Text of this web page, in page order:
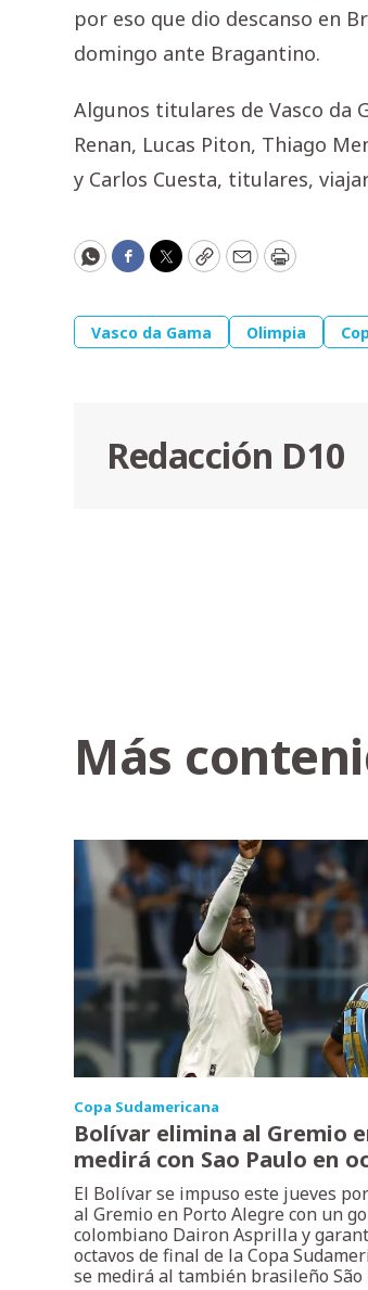
por eso que dio descanso en
domingo ante Bragantino.
Algunos titulares de Vasco da
Renan, Lucas Piton, Thiago
y Carlos Cuesta, titulares,
WhatsApp
Facebook
Twitter
CopyEmailPrint
Vasco da Gama Olimpia
Redacción D10
Más
Copa Sudamericana
Bolívar elimina al Gremio
medirá con Sao Paulo en
El Bolívar se impuso este jueves
al Gremio en Porto Alegre con un
colombiano Dairon Asprilla y
octavos de final de la Copa
se medirá al también brasileño São